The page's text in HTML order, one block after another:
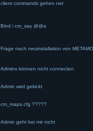
client commands gehen net
Bind i cm_say @@a
Frage nach neuinstallation von
Admins können nicht connecten
Admin wird gekickt
cm_maps.cfg ?????
Admin geht bei mir nicht